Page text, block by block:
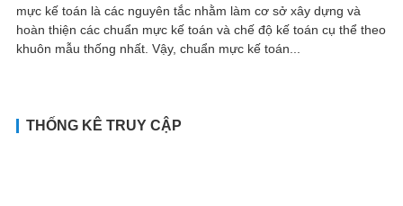
mực kế toán là các nguyên tắc nhằm làm cơ sở xây dựng và
hoàn thiện các chuẩn mực kế toán và chế độ kế toán cụ thể theo
khuôn mẫu thống nhất. Vậy, chuẩn mực kế toán...
THỐNG KÊ TRUY CẬP